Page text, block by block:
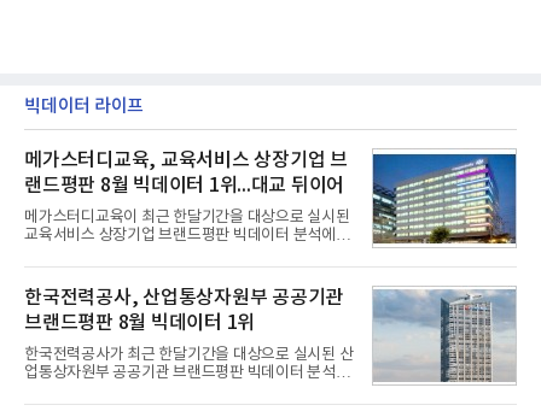
빅데이터 라이프
메가스터디교육, 교육서비스 상장기업 브
랜드평판 8월 빅데이터 1위...대교 뒤이어
메가스터디교육이 최근 한달기간을 대상으로 실시된
교육서비스 상장기업 브랜드평판 빅데이터 분석에서
일 한국기업평판연구소(소장 구창환)는 국내 교육서
비스 상장기업 브랜드를 대상으로 지난 7월 7일부터
8월 7일까지 수집된 소비자 빅데이터 10,074,233건
을 분석한 결과, 메가스터디교육이 브랜드평판지수
1,710,926을 기록하며 8월 1위에 올랐다고 밝혔다.
분석에 활용된 빅데이터는 지난 7월(9,491,206건) 대
비 6.14% 증가한 수치로, 교육서비스 상장기업 브랜
한국전력공사, 산업통상자원부 공공기관
브랜드평판 8월 빅데이터 1위
한국전력공사가 최근 한달기간을 대상으로 실시된 산
업통상자원부 공공기관 브랜드평판 빅데이터 분석에
이 순으로 뒤를 이었다.7일 한국기업평판연구소(소장